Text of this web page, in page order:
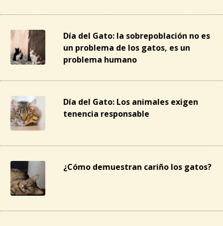
Día del Gato: la sobrepoblación no es
un problema de los gatos, es un
problema humano
Día del Gato: Los animales exigen
tenencia responsable
¿Cómo demuestran cariño los gatos?